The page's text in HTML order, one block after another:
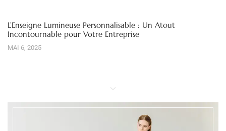
L’Enseigne Lumineuse Personnalisable : Un Atout
Incontournable pour Votre Entreprise
MAI 6, 2025